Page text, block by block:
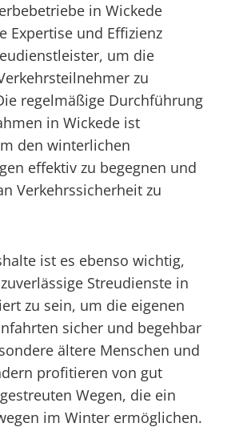
in Wickede
Expertise und Effizienz
um die
zu
regelmäßige Durchführung
in Wickede ist
den winterlichen
effektiv zu begegnen und
Verkehrssicherheit zu
ist es ebenso wichtig,
Streudienste in
zu sein, um die eigenen
sicher und begehbar
ältere Menschen und
profitieren von gut
Wegen, die ein
im Winter ermöglichen.